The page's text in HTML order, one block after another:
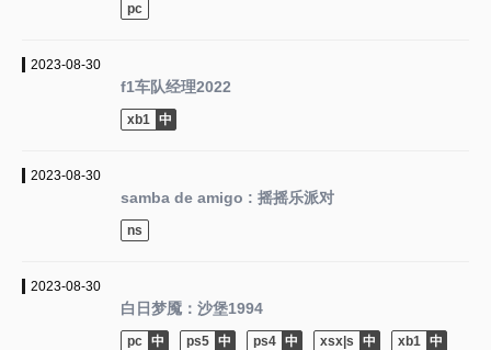
pc
2023-08-30
f1车队经理2022
xb1
2023-08-30
samba de amigo : 摇摇乐派对
ns
2023-08-30
白日梦魇：沙堡1994
pc ps5 ps4 xsx|s xb1